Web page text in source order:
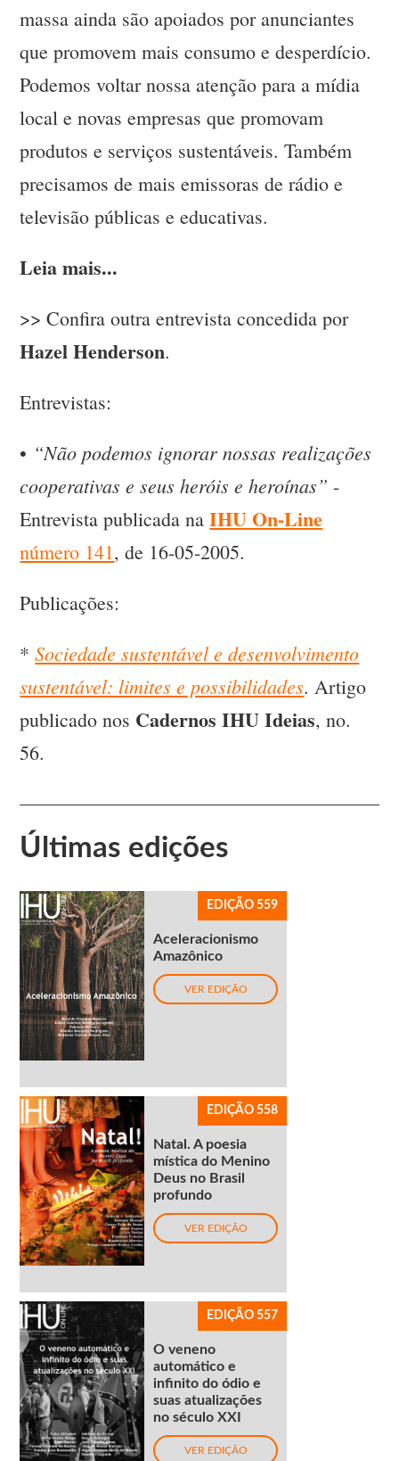
massa ainda são apoiados por anunciantes
que promovem mais consumo e desperdício.
Podemos voltar nossa atenção para a mídia
local e novas empresas que promovam
produtos e serviços sustentáveis. Também
precisamos de mais emissoras de rádio e
televisão públicas e educativas.
Leia mais...
>> Confira outra entrevista concedida por
Hazel Henderson.
Entrevistas:
• “Não podemos ignorar nossas realizações
cooperativas e seus heróis e heroínas” -
Entrevista publicada naIHU On-Line
número 141, de 16-05-2005.
Publicações:
*Sociedade sustentável e desenvolvimento
sustentável: limites e possibilidades. Artigo
publicado nos Cadernos IHU Ideias, no.
56.
Últimas edições
EDIÇÃO 559
Aceleracionismo
Amazônico
VER EDIÇÃO
EDIÇÃO 558
Natal. A poesia
mística do Menino
Deus no Brasil
profundo
VER EDIÇÃO
EDIÇÃO 557
O veneno
automático e
infinito do ódio e
suas atualizações
no século XXI
VER EDIÇÃO